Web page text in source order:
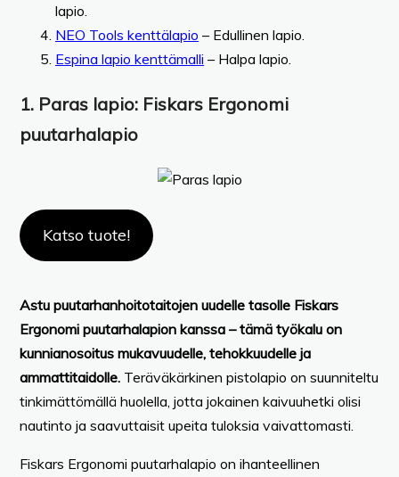
lapio.
NEO Tools kenttälapio – Edullinen lapio.
Espina lapio kenttämalli – Halpa lapio.
1. Paras lapio: Fiskars Ergonomi
puutarhalapio
Katso tuote!
Astu puutarhanhoitotaitojen uudelle tasolle Fiskars
Ergonomi puutarhalapion kanssa – tämä työkalu on
kunnianosoitus mukavuudelle, tehokkuudelle ja
ammattitaidolle. Teräväkärkinen pistolapio on suunniteltu
tinkimättömällä huolella, jotta jokainen kaivuuhetki olisi
nautinto ja saavuttaisit upeita tuloksia vaivattomasti.
Fiskars Ergonomi puutarhalapio on ihanteellinen